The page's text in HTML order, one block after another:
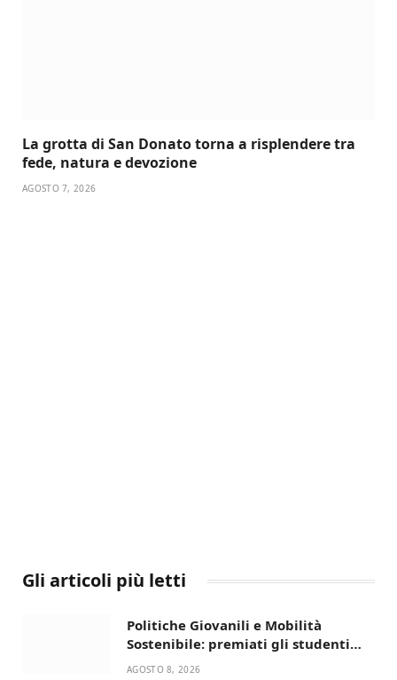
La grotta di San Donato torna a risplendere tra
fede, natura e devozione
AGOSTO 7, 2026
Gli articoli più letti
Politiche Giovanili e Mobilità
Sostenibile: premiati gli studenti
universitari del bando “La strada
AGOSTO 8, 2026